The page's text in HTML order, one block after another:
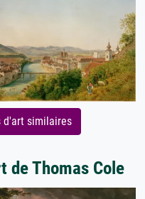
d'art similaires
de Thomas Cole